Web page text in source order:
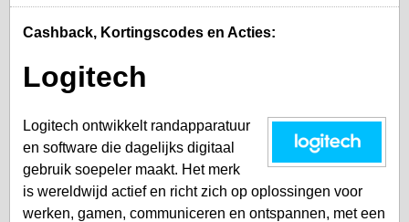
Cashback, Kortingscodes en Acties:
Logitech
Logitech ontwikkelt randapparatuur
en software die dagelijks digitaal
gebruik soepeler maakt. Het merk
is wereldwijd actief en richt zich op oplossingen voor
werken, gamen, communiceren en ontspannen, met een